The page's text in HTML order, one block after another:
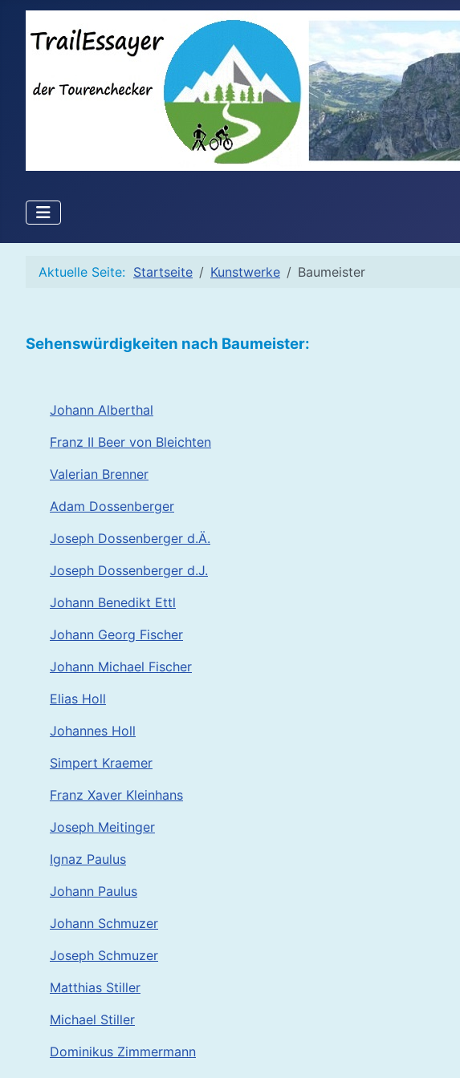
Aktuelle Seite: Startseite Kunstwerke Baumeister
Sehenswürdigkeiten nach Baumeister:
Johann Alberthal
Franz II Beer von Bleichten
Valerian Brenner
Adam Dossenberger
Joseph Dossenberger d.Ä.
Joseph Dossenberger d.J.
Johann Benedikt Ettl
Johann Georg Fischer
Johann Michael Fischer
Elias Holl
Johannes Holl
Simpert Kraemer
Franz Xaver Kleinhans
Joseph Meitinger
Ignaz Paulus
Johann Paulus
Johann Schmuzer
Joseph Schmuzer
Matthias Stiller
Michael Stiller
Dominikus Zimmermann